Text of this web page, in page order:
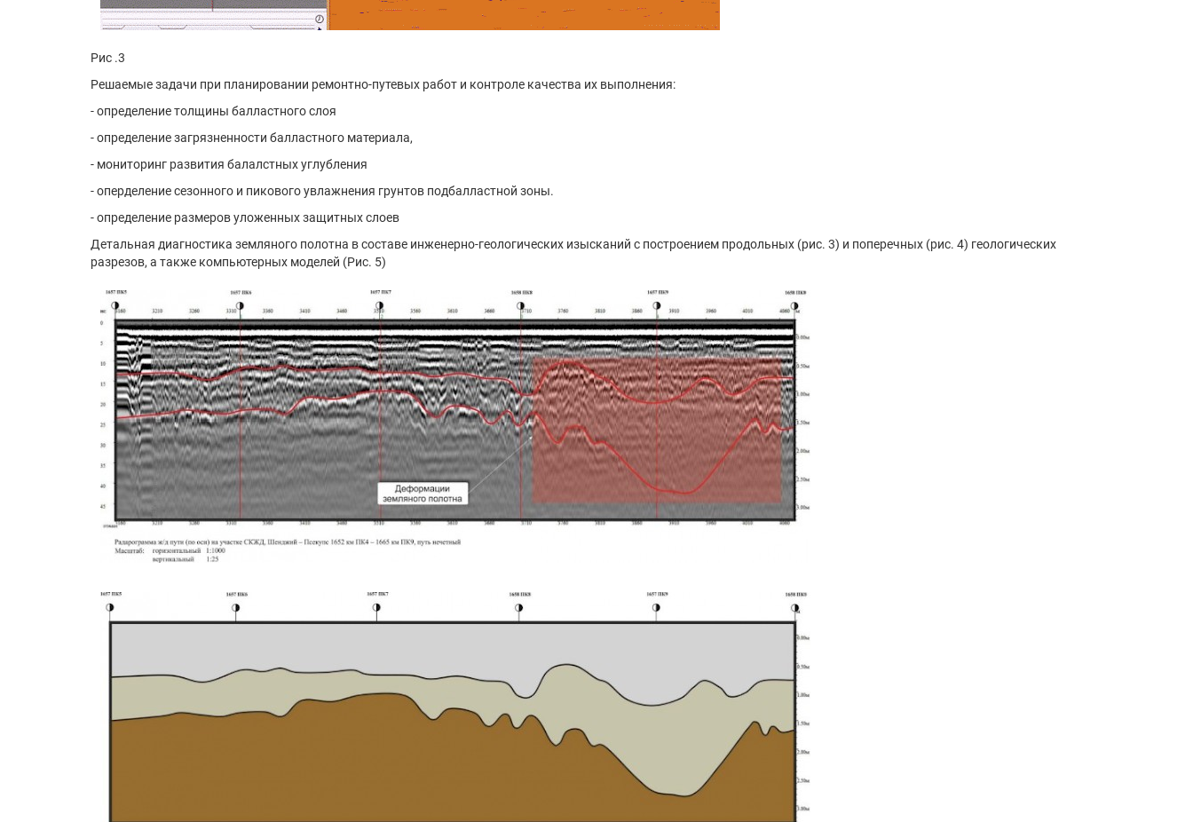
Рис .3
Решаемые задачи при планировании ремонтно-путевых работ и контроле качества их выполнения:
- определение толщины балластного слоя
- определение загрязненности балластного материала,
- мониторинг развития балалстных углубления
- оперделение сезонного и пикового увлажнения грунтов подбалластной зоны.
- определение размеров уложенных защитных слоев
Детальная диагностика земляного полотна в составе инженерно-геологических изысканий с построением продольных (рис. 3) и поперечных (рис. 4) геологических
разрезов, а также компьютерных моделей (Рис. 5)